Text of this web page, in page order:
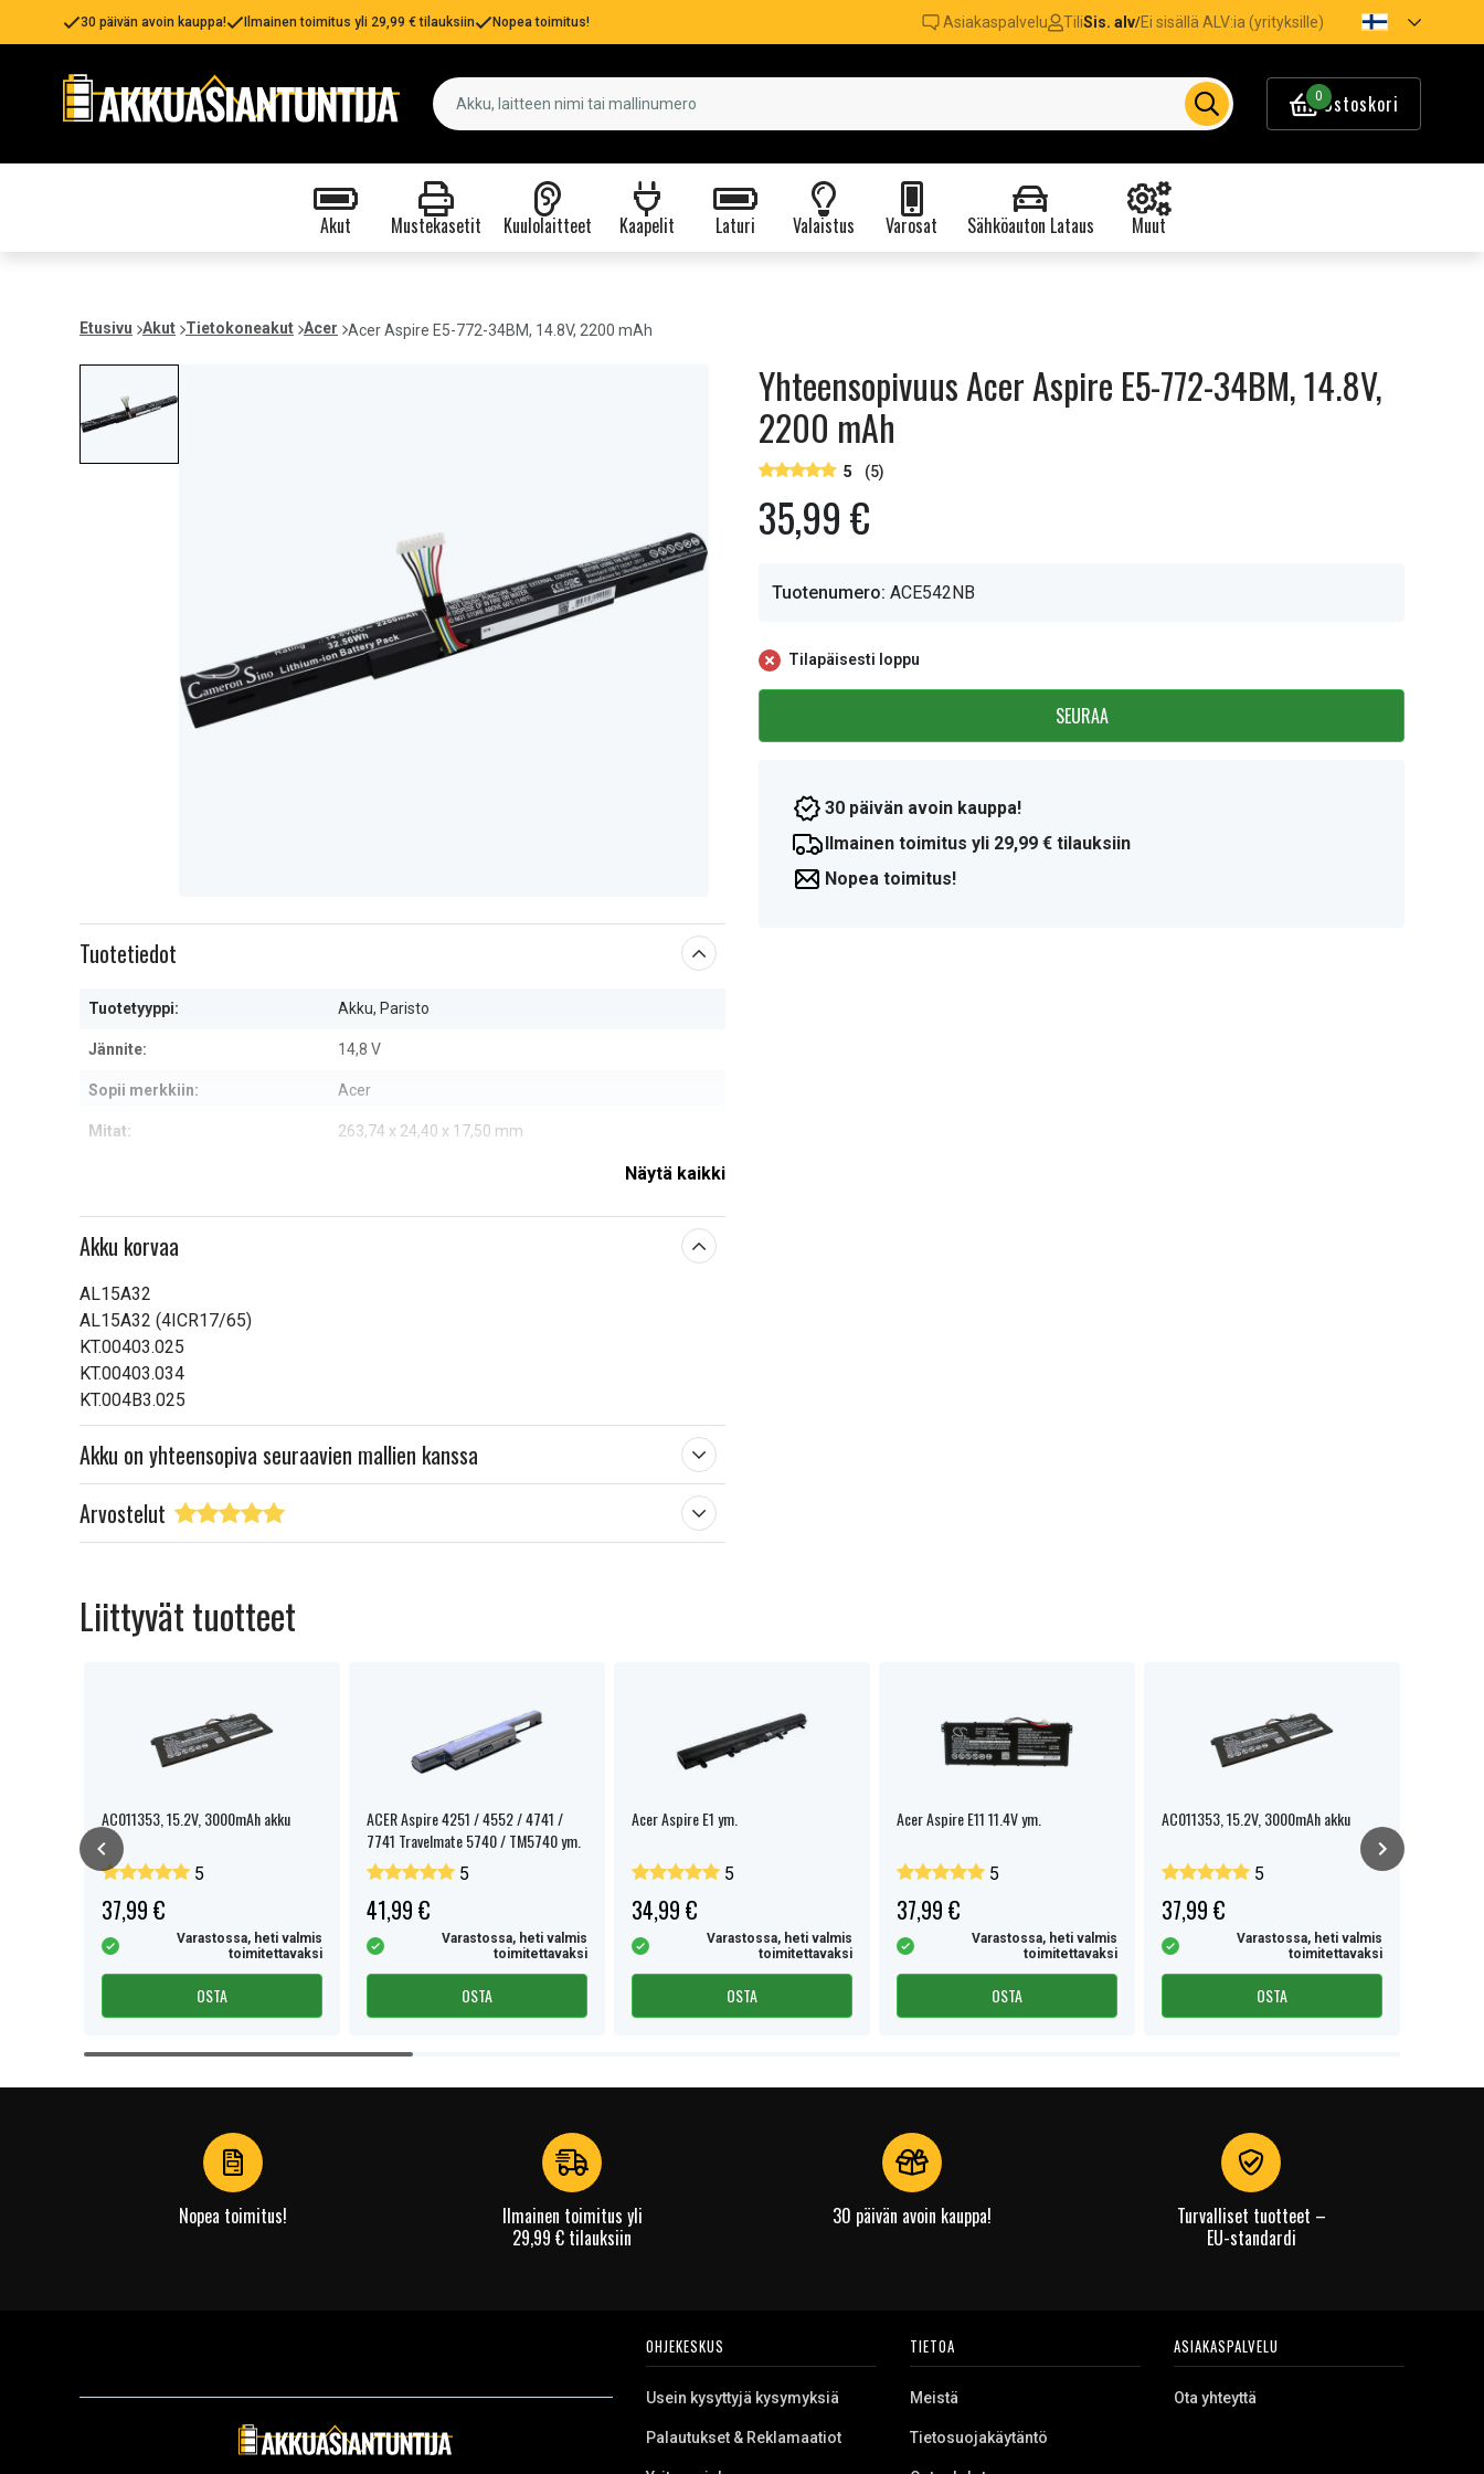
30 päivän avoin kauppa! Ilmainen toimitus yli 29,99 € tilauksiin Nopea toimitus! Asiakaspalvelu TiliSis. alv/Ei sisällä ALV:ia (yrityksille)
0Ostoskori
Akut Mustekasetit Kuulolaitteet Kaapelit Laturi Valaistus Varosat Sähköauton Lataus Muut
Etusivu Akut Tietokoneakut Acer Acer Aspire E5-772-34BM, 14.8V, 2200 mAh
Tuotetiedot
Tuotetyyppi: Akku, Paristo
Jännite: 14,8 V
Sopii merkkiin: Acer
Mitat: 263,74 x 24,40 x 17,50 mm
Näytä kaikki
Akku korvaa
AL15A32
AL15A32 (4ICR17/65)
KT.00403.025
KT.00403.034
KT.004B3.025
Akku on yhteensopiva seuraavien mallien kanssa
Arvostelut
Yhteensopivuus Acer Aspire E5-772-34BM, 14.8V,
2200 mAh
5 (5)
35,99 €
Tuotenumero: ACE542NB
Tilapäisesti loppu
SEURAA
30 päivän avoin kauppa!
Ilmainen toimitus yli 29,99 € tilauksiin
Nopea toimitus!
Liittyvät tuotteet
AC011353, 15.2V, 3000mAh akku
5
37,99 €
Varastossa, heti valmis
toimitettavaksi
OSTA
ACER Aspire 4251 / 4552 / 4741 /
7741 Travelmate 5740 / TM5740 ym.
5
41,99 €
Varastossa, heti valmis
toimitettavaksi
OSTA
Acer Aspire E1 ym.
5
34,99 €
Varastossa, heti valmis
toimitettavaksi
OSTA
Acer Aspire E11 11.4V ym.
5
37,99 €
Varastossa, heti valmis
toimitettavaksi
OSTA
AC011353, 15.2V, 3000mAh akku
5
37,99 €
Varastossa, heti valmis
toimitettavaksi
OSTA
Item
Nopea toimitus!
Ilmainen toimitus yli
29,99 € tilauksiin
30 päivän avoin kauppa!
Turvalliset tuotteet –
EU-standardi
OHJEKESKUS
Usein kysyttyjä kysymyksiä
Palautukset & Reklamaatiot
TIETOA
Meistä
Tietosuojakäytäntö
ASIAKASPALVELU
Ota yhteyttä